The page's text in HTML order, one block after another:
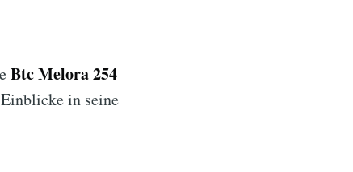
Btc Melora 254
in seine